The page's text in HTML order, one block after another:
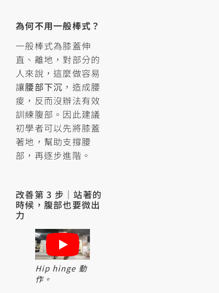
為何不用一般棒式？
一般棒式為膝蓋伸
直、離地，對部分的
人來說，這麼做容易
讓腰部下沉 ，造成腰
痠，反而沒辦法有效
訓練腹部。因此建議
初學者可以先將膝蓋
著地，幫助支撐腰
部，再逐步進階。
改善第 3 步｜站著的
時候，腹部也要微出
力
Hip hinge 動
作。